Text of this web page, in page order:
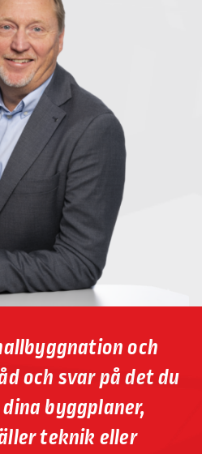
och
och svar på det du
byggplaner,
teknik eller